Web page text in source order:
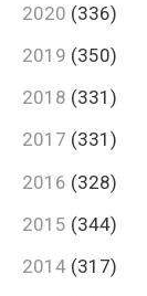
2020 (336)
2019 (350)
2018 (331)
2017 (331)
2016 (328)
2015 (344)
2014 (317)